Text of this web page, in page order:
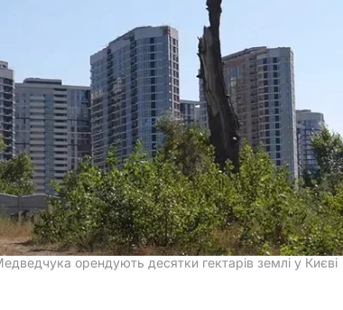
орендують десятки гектарів землі у Києві